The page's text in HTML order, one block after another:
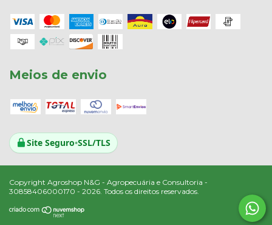
Meios de envio
Site Seguro•SSL/TLS
Copyright Agroshop N&G - Agropecuária e Consultoria -
30858406000170 - 2026. Todos os direitos reservados.